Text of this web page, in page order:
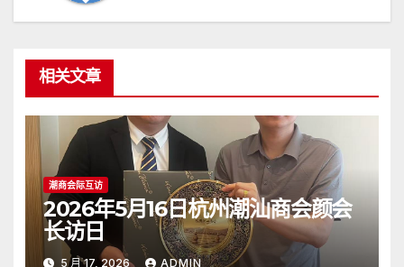
相关文章
潮商会际互访
2026年5月16日杭州潮汕商会颜会
长访日
5 月 17, 2026 ADMIN